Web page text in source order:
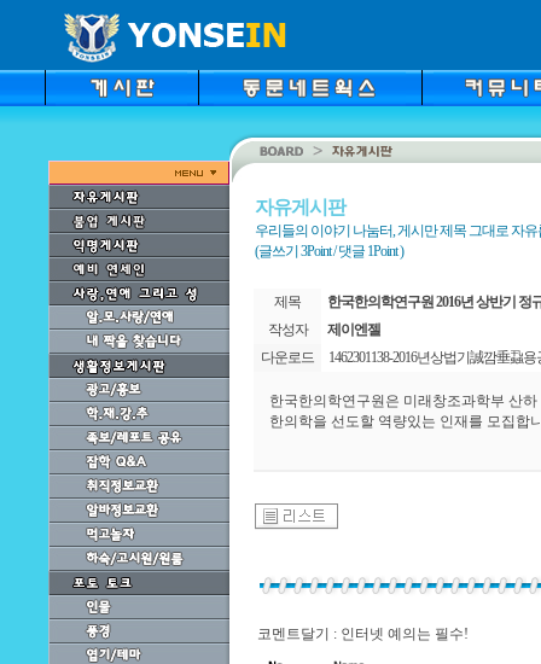
자유게시판
우리들의 이야기 나눔터, 게시만 제목 그대로 자
(글쓰기 3Point / 댓글 1Point )
제목
한국한의학연구원 2016년 상반기 정
작성자
제이엔젤
다운로드
1462301138-2016년상법기誠깜垂蝨
한국한의학연구원은 미래창조과학부 산
한의학을 선도할 역량있는 인재를 모집합
코멘트달기 : 인터넷 예의는 필수!